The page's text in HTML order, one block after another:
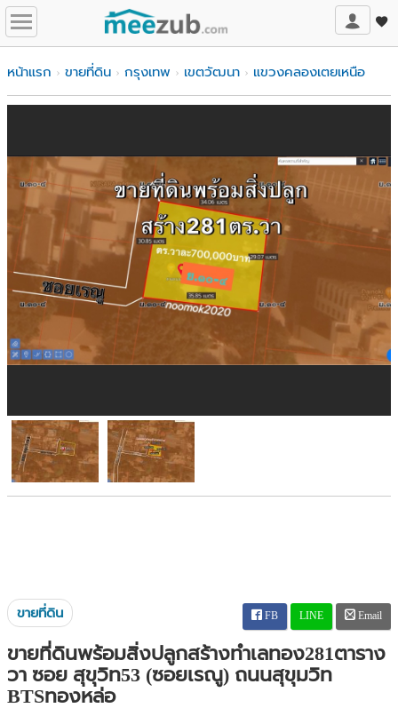
หน้าแรก ขายที่ดิน กรุงเทพ เขตวัฒนา แขวงคลองเตยเหนือ
ขายที่ดิน FB LINE Email
ขายที่ดินพร้อมสิ่งปลูกสร้างทำเลทอง281ตาราง
วา ซอย สุขุวิท53 (ซอยเรณู) ถนนสุขุมวิท
BTSทองหล่อ